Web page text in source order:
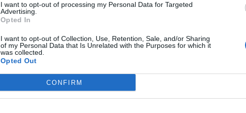
I want to opt-out of processing my Personal Data for Targeted
Advertising.
Opted In
I want to opt-out of Collection, Use, Retention, Sale, and/or Sharing
of my Personal Data that Is Unrelated with the Purposes for which it
was collected.
Opted Out
CONFIRM